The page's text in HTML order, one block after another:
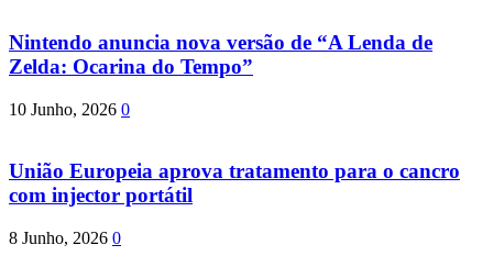
Nintendo anuncia nova versão de “A Lenda de
Zelda: Ocarina do Tempo”
10 Junho, 2026 0
União Europeia aprova tratamento para o cancro
com injector portátil
8 Junho, 2026 0